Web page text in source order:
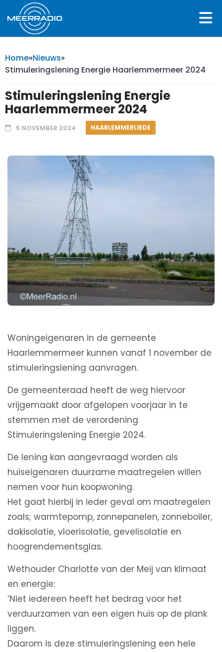
Home»Nieuws»
Stimuleringslening Energie Haarlemmermeer 2024
Stimuleringslening Energie
Haarlemmermeer 2024
5 NOVEMBER 2024 HAARLEMMERLIEDE
Woningeigenaren in de gemeente
Haarlemmermeer kunnen vanaf 1 november de
stimuleringslening aanvragen.
De gemeenteraad heeft de weg hiervoor
vrijgemaakt door afgelopen voorjaar in te
stemmen met de verordening
Stimuleringslening Energie 2024.
De lening kan aangevraagd worden als
huiseigenaren duurzame maatregelen willen
nemen voor hun koopwoning.
Het gaat hierbij in ieder geval om maatregelen
zoals; warmtepomp, zonnepanelen, zonneboiler,
dakisolatie, vloerisolatie, gevelisolatie en
hoogrendementsglas.
Wethouder Charlotte van der Meij van klimaat
en energie:
‘Niet iedereen heeft het bedrag voor het
verduurzamen van een eigen huis op de plank
liggen.
Daarom is deze stimuleringslening een hele